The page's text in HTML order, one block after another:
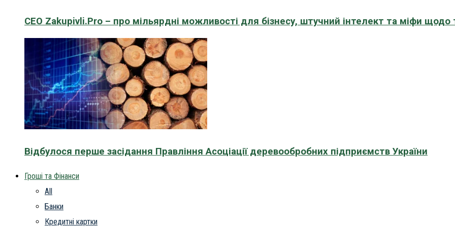
CEO Zakupivli.Pro – про мільярдні можливості для бізнесу, штучний інтелект та міфи щодо
Відбулося перше засідання Правління Асоціації деревообробних підприємств України
Гроші та Фінанси
All
Банки
Кредитні картки